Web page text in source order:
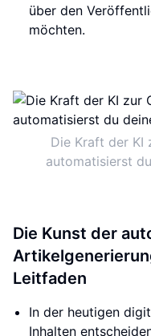
über den
möchten.
Die Kraft der KI
automatisierst
Die Kunst der
Leitfaden
In der heutigen
Inhalten